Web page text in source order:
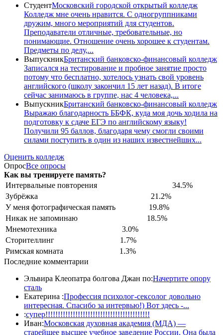
СтудентМосковский городской открытый колледж
Колледж мне очень нравится. С одногруппниками
дружим, много мероприятий для студентов.
Преподаватели отличные, требовательные, но
понимающие. Отношение очень хорошее к студентам.
Предметы по делу,...
ВыпускникБританский банковско-финансовый колледж
Записался на тестирование и пробное занятие просто
потому что бесплатно, хотелось узнать свой уровень
английского (школу закончил 15 лет назад). В итоге
сейчас занимаюсь в группе, нас 4 человека,...
ВыпускникБританский банковско-финансовый колледж
Выражаю благодарность ББФК, куда моя дочь ходила на
подготовку к сдаче ЕГЭ по английскому языку!
Получили 95 баллов, благодаря чему смогли своими
силами поступить в один из наших известнейших...
Оценить колледж
ОпросВсе опросы
Как вы тренируете память?
Интервальные повторения
34.5%
Зубрёжка
21.2%
У меня фотографическая память
19.8%
Никак не запоминаю
18.5%
Мнемотехника
3.0%
Сторителлинг
1.7%
Римская комната
1.3%
Последние комментарии
Эльвира Клеопатра болгова Джан по:Начертите опору
сталь
Екатерина :Профессия психолог-сексолог довольно
интересная. Спасибо за интервью!) Вот здесь -...
:супер!!!!!!!!!!!!!!!!!!!!!!!!!!!!!!!!!!!!!!!!!!
Иван:Московская духовная академия (МДА) —
старейшее высшее учебное заведение России. Она была